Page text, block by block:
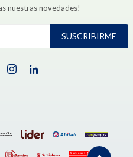
nuestras novedades!
SUSCRIBIRME
 